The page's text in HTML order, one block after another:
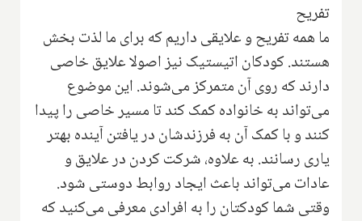
تفریح
ما همه تفریح و علایقی داریم که برای ما لذت بخش
هستند. کودکان اتیستیک نیز اصولا علایق خاصی
دارند که روی آن متمرکز می‌شوند. این موضوع
می‌تواند به خانواده کمک کند تا مسیر خاصی را پیدا
کنند و با کمک آن به فرزندشان در یافتن آینده بهتر
یاری رسانند. به علاوه،‌ شرکت کردن در علایق و
عادات می‌تواند باعث ایجاد روابط دوستی شود.
وقتی شما کودکتان را به افرادی معرفی می‌کنید که